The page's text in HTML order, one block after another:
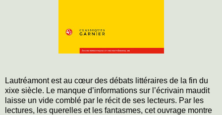
Lautréamont est au cœur des débats littéraires de la fin du
xixe siècle. Le manque d’informations sur l’écrivain maudit
laisse un vide comblé par le récit de ses lecteurs. Par les
lectures, les querelles et les fantasmes, cet ouvrage montre